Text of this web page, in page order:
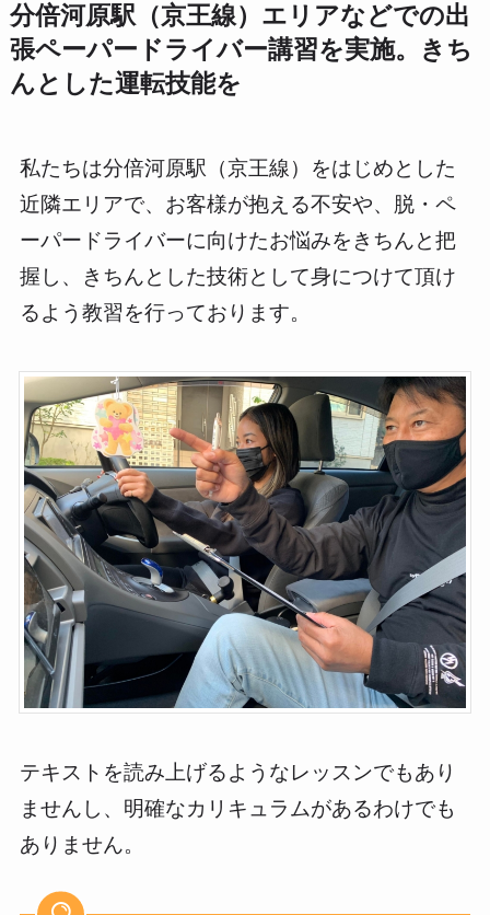
分倍河原駅（京王線）エリアなどでの出
張ペーパードライバー講習を実施。きち
んとした運転技能を
私たちは分倍河原駅（京王線）をはじめとした
近隣エリアで、お客様が抱える不安や、脱・ペ
ーパードライバーに向けたお悩みをきちんと把
握し、きちんとした技術として身につけて頂け
るよう教習を行っております。
テキストを読み上げるようなレッスンでもあり
ませんし、明確なカリキュラムがあるわけでも
ありません。